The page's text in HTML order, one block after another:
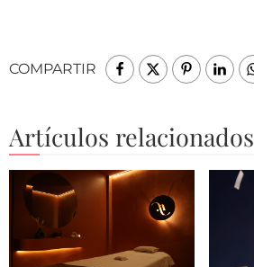
COMPARTIR
Artículos relacionados